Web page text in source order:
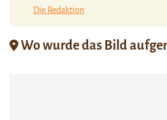
Die Redaktion
Wo wurde das Bild